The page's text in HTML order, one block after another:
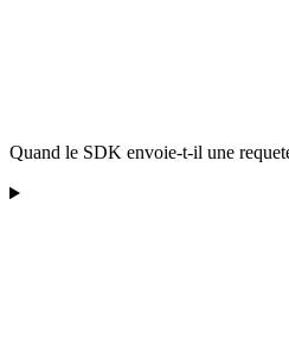
Quand le SDK envoie-t-il une